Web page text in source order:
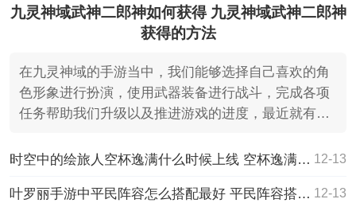
九灵神域武神二郎神如何获得 九灵神域武神二郎神
获得的方法
在九灵神域的手游当中，我们能够选择自己喜欢的角
色形象进行扮演，使用武器装备进行战斗，完成各项
任务帮助我们升级以及推进游戏的进度，最近就有不
时空中的绘旅人空杯逸满什么时候上线 空杯逸满外观抽取概率详细分析 12-13
叶罗丽手游中平民阵容怎么搭配最好 平民阵容搭配推荐 12-13